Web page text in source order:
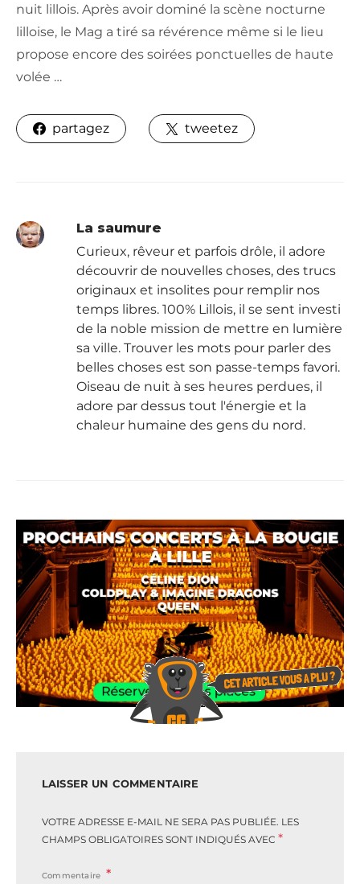
nuit lillois. Après avoir dominé la scène nocturne
lilloise, le Mag a tiré sa révérence même si le lieu
propose encore des soirées ponctuelles de haute
volée …
partagez tweetez
La saumure
Curieux, rêveur et parfois drôle, il adore
découvrir de nouvelles choses, des trucs
originaux et insolites pour remplir nos
temps libres. 100% Lillois, il se sent investi
de la noble mission de mettre en lumière
sa ville. Trouver les mots pour parler des
belles choses est son passe-temps favori.
Oiseau de nuit à ses heures perdues, il
adore par dessus tout l'énergie et la
chaleur humaine des gens du nord.
LAISSER UN COMMENTAIRE
VOTRE ADRESSE E-MAIL NE SERA PAS PUBLIÉE. LES
CHAMPS OBLIGATOIRES SONT INDIQUÉS AVEC *
Commentaire